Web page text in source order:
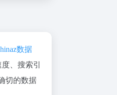
数据
、搜索引
切的数据